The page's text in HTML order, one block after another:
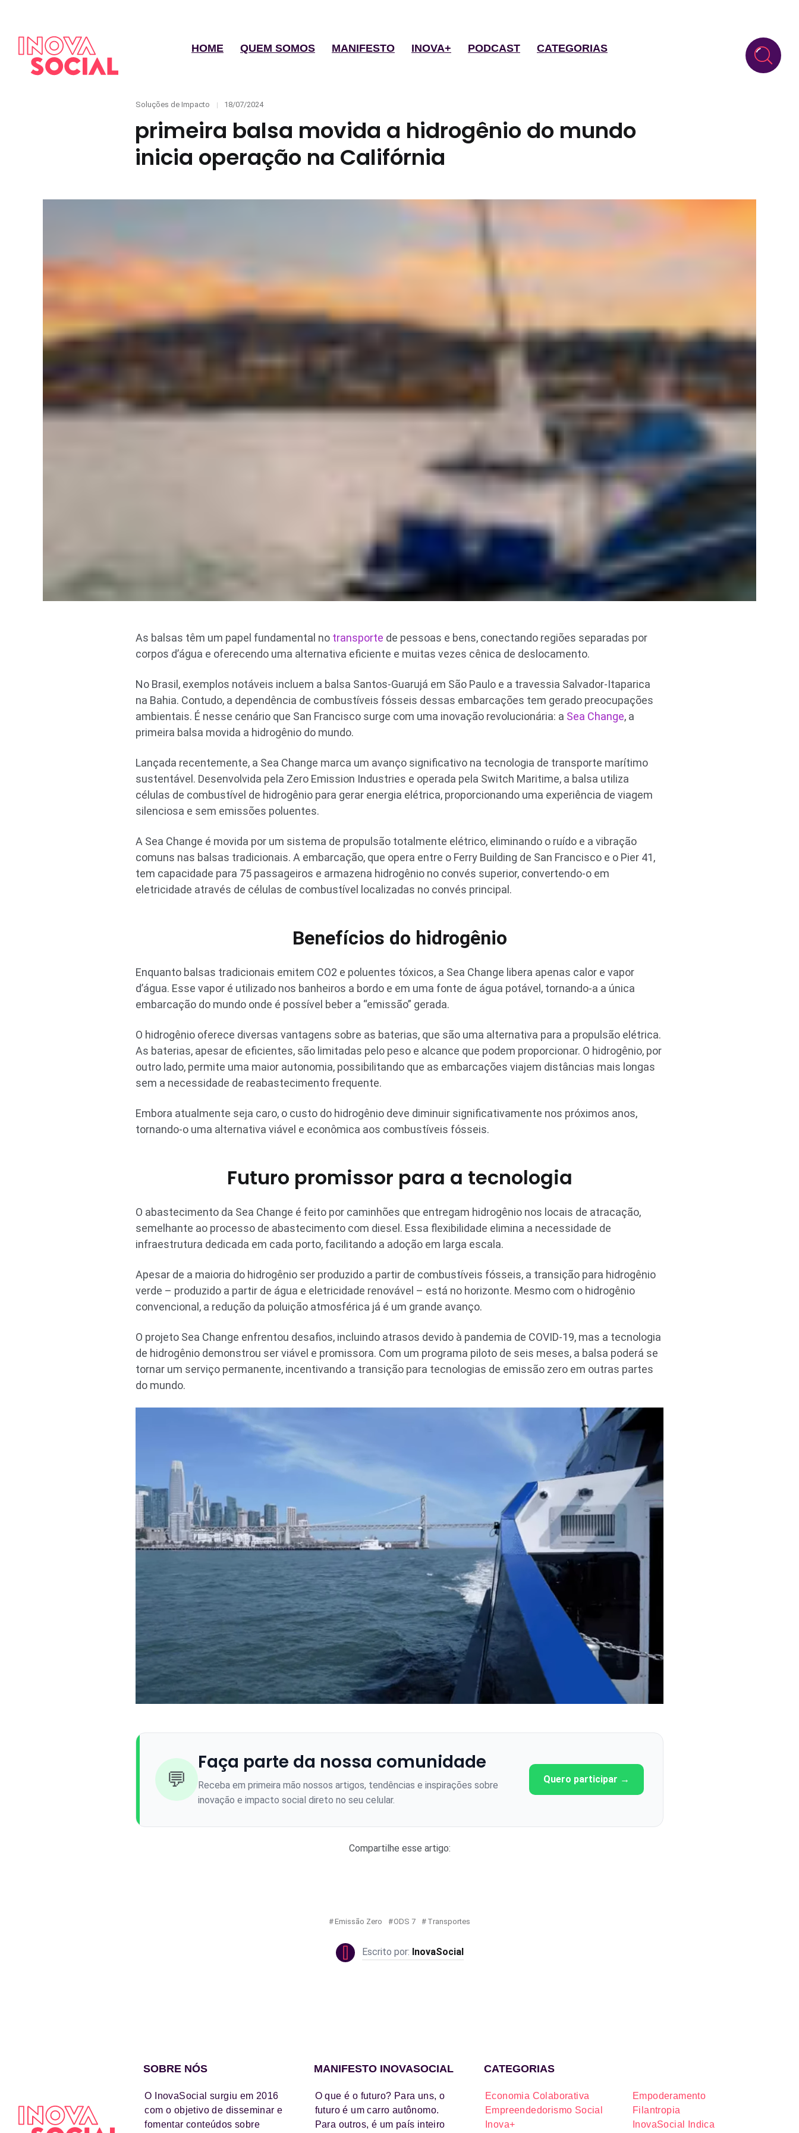
HOME QUEM SOMOS MANIFESTO INOVA+ PODCAST CATEGORIAS
Categories
Soluções de Impacto
Posted
18/07/2024
primeira balsa movida a hidrogênio do mundo
inicia operação na Califórnia
As balsas têm um papel fundamental no transporte de pessoas e bens, conectando regiões separadas por
corpos d’água e oferecendo uma alternativa eficiente e muitas vezes cênica de deslocamento.
No Brasil, exemplos notáveis incluem a balsa Santos-Guarujá em São Paulo e a travessia Salvador-Itaparica
na Bahia. Contudo, a dependência de combustíveis fósseis dessas embarcações tem gerado preocupações
ambientais. É nesse cenário que San Francisco surge com uma inovação revolucionária: a Sea Change, a
primeira balsa movida a hidrogênio do mundo.
Lançada recentemente, a Sea Change marca um avanço significativo na tecnologia de transporte marítimo
sustentável. Desenvolvida pela Zero Emission Industries e operada pela Switch Maritime, a balsa utiliza
células de combustível de hidrogênio para gerar energia elétrica, proporcionando uma experiência de viagem
silenciosa e sem emissões poluentes.
A Sea Change é movida por um sistema de propulsão totalmente elétrico, eliminando o ruído e a vibração
comuns nas balsas tradicionais. A embarcação, que opera entre o Ferry Building de San Francisco e o Pier 41,
tem capacidade para 75 passageiros e armazena hidrogênio no convés superior, convertendo-o em
eletricidade através de células de combustível localizadas no convés principal.
Benefícios do hidrogênio
Enquanto balsas tradicionais emitem CO2 e poluentes tóxicos, a Sea Change libera apenas calor e vapor
d’água. Esse vapor é utilizado nos banheiros a bordo e em uma fonte de água potável, tornando-a a única
embarcação do mundo onde é possível beber a “emissão” gerada.
O hidrogênio oferece diversas vantagens sobre as baterias, que são uma alternativa para a propulsão elétrica.
As baterias, apesar de eficientes, são limitadas pelo peso e alcance que podem proporcionar. O hidrogênio, por
outro lado, permite uma maior autonomia, possibilitando que as embarcações viajem distâncias mais longas
sem a necessidade de reabastecimento frequente.
Embora atualmente seja caro, o custo do hidrogênio deve diminuir significativamente nos próximos anos,
tornando-o uma alternativa viável e econômica aos combustíveis fósseis.
Futuro promissor para a tecnologia
O abastecimento da Sea Change é feito por caminhões que entregam hidrogênio nos locais de atracação,
semelhante ao processo de abastecimento com diesel. Essa flexibilidade elimina a necessidade de
infraestrutura dedicada em cada porto, facilitando a adoção em larga escala.
Apesar de a maioria do hidrogênio ser produzido a partir de combustíveis fósseis, a transição para hidrogênio
verde – produzido a partir de água e eletricidade renovável – está no horizonte. Mesmo com o hidrogênio
convencional, a redução da poluição atmosférica já é um grande avanço.
O projeto Sea Change enfrentou desafios, incluindo atrasos devido à pandemia de COVID-19, mas a tecnologia
de hidrogênio demonstrou ser viável e promissora. Com um programa piloto de seis meses, a balsa poderá se
tornar um serviço permanente, incentivando a transição para tecnologias de emissão zero em outras partes
do mundo.
💬
Faça parte da nossa comunidade
Receba em primeira mão nossos artigos, tendências e inspirações sobre
inovação e impacto social direto no seu celular.
Quero participar →
Compartilhe esse artigo:
Emissão Zero ODS 7 Transportes
InovaSocial
SOBRE NÓS
O InovaSocial surgiu em 2016
com o objetivo de disseminar e
fomentar conteúdos sobre
MANIFESTO INOVASOCIAL
O que é o futuro? Para uns, o
futuro é um carro autônomo.
Para outros, é um país inteiro
CATEGORIAS
Economia Colaborativa
Empoderamento
Empreendedorismo Social
Filantropia
Inova+
InovaSocial Indica